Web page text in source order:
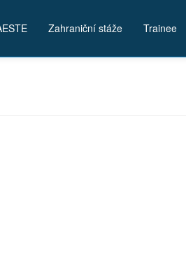
Zahraniční stáže Trainee